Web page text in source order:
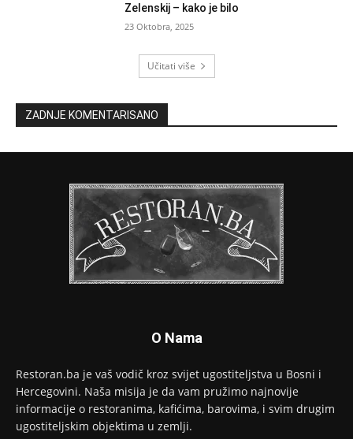
Zelenskij – kako je bilo
23 Oktobra, 2025
Učitati više
ZADNJE KOMENTARISANO
O Nama
Restoran.ba je vaš vodič kroz svijet ugostiteljstva u Bosni i
Hercegovini. Naša misija je da vam pružimo najnovije
informacije o restoranima, kafićima, barovima, i svim drugim
ugostiteljskim objektima u zemlji.